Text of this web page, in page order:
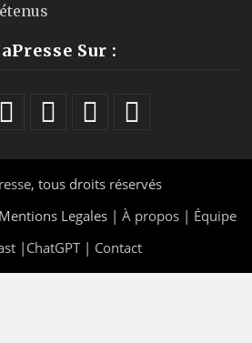
Sur :
, tous droits réservés
Legales | À propos | Équipe
| ChatGPT| Contact